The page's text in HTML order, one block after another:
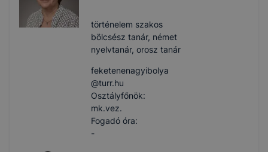
történelem szakos
bölcsész tanár, német
nyelvtanár, orosz tanár
feketenenagyibolya​
@turr.hu
Osztályfőnök:
mk.vez.
Fogadó óra:
-